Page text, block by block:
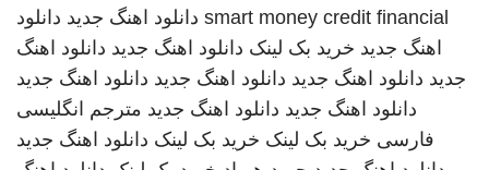
smart money credit financial دانلود اهنگ جدید دانلود
اهنگ جدید خرید بک لینک دانلود اهنگ جدید دانلود اهنگ
جدید دانلود اهنگ جدید دانلود اهنگ جدید دانلود اهنگ جدید
دانلود اهنگ جدید دانلود اهنگ جدید مترجم انگلیسی
فارسی خرید بک لینک خرید بک لینک دانلود اهنگ جدید